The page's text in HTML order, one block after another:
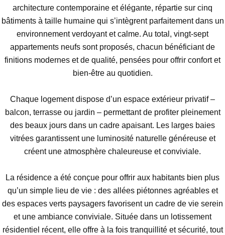
architecture contemporaine et élégante, répartie sur cinq
bâtiments à taille humaine qui s’intègrent parfaitement dans un
environnement verdoyant et calme. Au total, vingt-sept
appartements neufs sont proposés, chacun bénéficiant de
finitions modernes et de qualité, pensées pour offrir confort et
bien-être au quotidien.
Chaque logement dispose d’un espace extérieur privatif –
balcon, terrasse ou jardin – permettant de profiter pleinement
des beaux jours dans un cadre apaisant. Les larges baies
vitrées garantissent une luminosité naturelle généreuse et
créent une atmosphère chaleureuse et conviviale.
La résidence a été conçue pour offrir aux habitants bien plus
qu’un simple lieu de vie : des allées piétonnes agréables et
des espaces verts paysagers favorisent un cadre de vie serein
et une ambiance conviviale. Située dans un lotissement
résidentiel récent, elle offre à la fois tranquillité et sécurité, tout